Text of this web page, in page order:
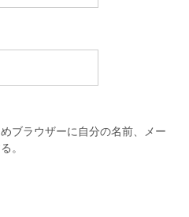
ブラウザーに自分の名前、メー
。